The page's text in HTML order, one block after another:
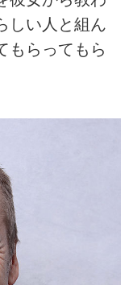
しい人と組ん
もらってもら